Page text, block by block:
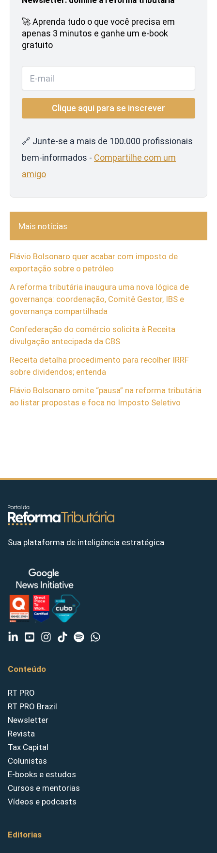
🚀 Aprenda tudo o que você precisa em
apenas 3 minutos e ganhe um e-book
gratuito
🔗 Junte-se a mais de 100.000 profissionais
bem-informados - Compartilhe com um
amigo
Mais notícias
Flávio Bolsonaro quer acabar com imposto de
exportação sobre o petróleo
A reforma tributária inaugura uma nova lógica de
governança: coordenação, Comitê Gestor, IBS e
governança compartilhada
Confederação do comércio solicita à Receita
divulgação antecipada da CBS
Receita detalha procedimento para recolher IRRF
sobre dividendos; entenda
Flávio Bolsonaro omite “pausa” na reforma tributária
ao listar propostas e foca no Imposto Seletivo
Sua plataforma de inteligência estratégica
Conteúdo
RT PRO
RT PRO Brazil
Newsletter
Revista
Tax Capital
Colunistas
E-books e estudos
Cursos e mentorias
Vídeos e podcasts
Editorias